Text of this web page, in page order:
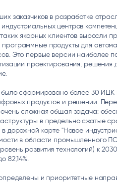
заказчиков в разработке
центров
якорных клиентов выросли
продукты для
Это первые версии наиболее
проектирования,
было сформировано более 30
продуктов и решений.
сложная общая задача:
в предельно сжатые
дорожной карте "Новое
в области промышленного
развития технологий) к
82,14%.
и приоритетные